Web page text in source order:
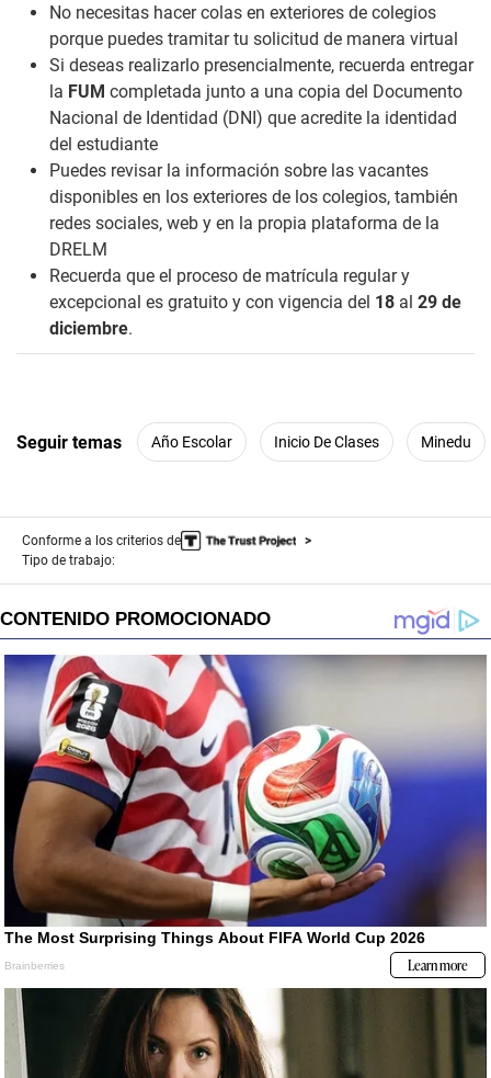
No necesitas hacer colas en exteriores de colegios
porque puedes tramitar tu solicitud de manera virtual
Si deseas realizarlo presencialmente, recuerda entregar
la FUM completada junto a una copia del Documento
Nacional de Identidad (DNI) que acredite la identidad
del estudiante
Puedes revisar la información sobre las vacantes
disponibles en los exteriores de los colegios, también
redes sociales, web y en la propia plataforma de la
DRELM
Recuerda que el proceso de matrícula regular y
excepcional es gratuito y con vigencia del 18 al 29 de
diciembre.
Seguir temas Año Escolar Inicio De Clases Minedu
Conforme a los criterios de
Tipo de trabajo: